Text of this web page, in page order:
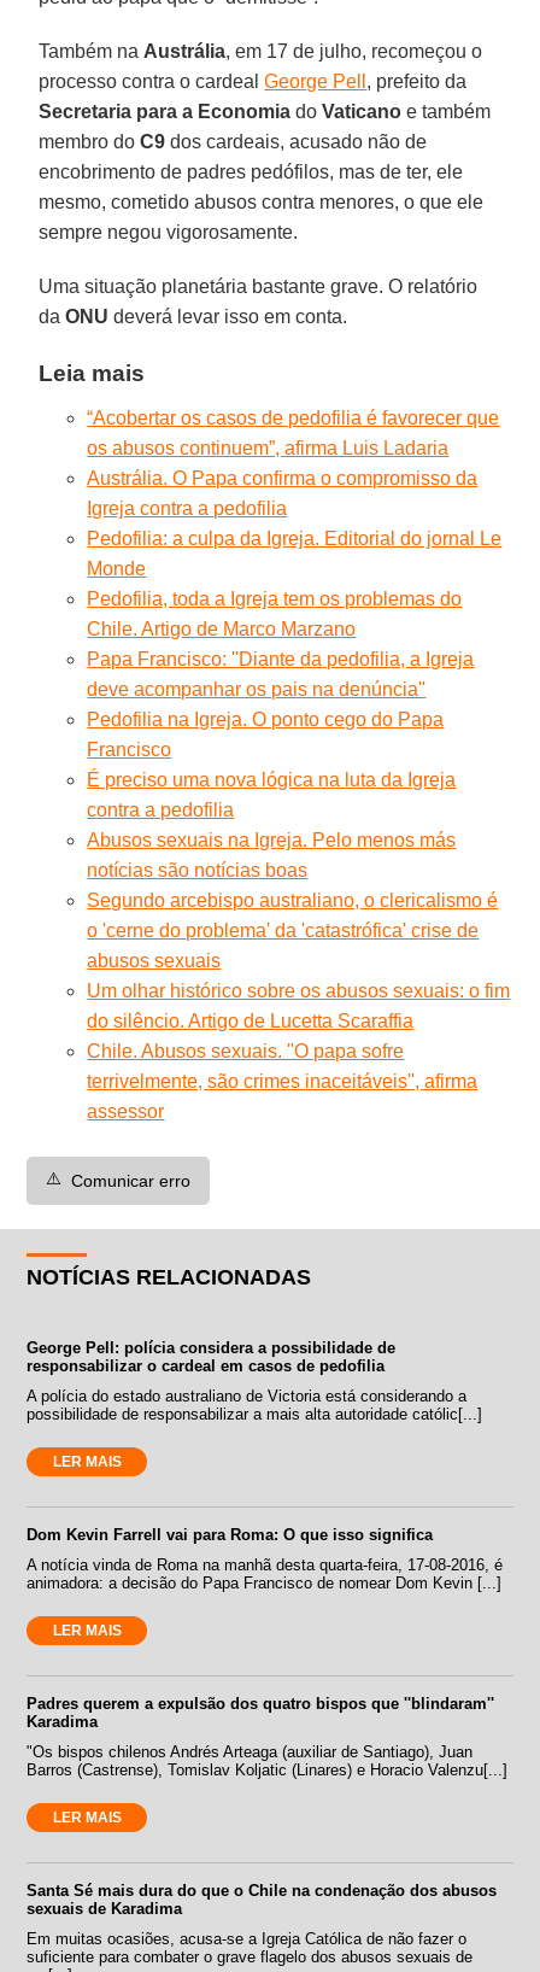
Também na Austrália, em 17 de julho, recomeçou o
processo contra o cardealGeorge Pell , prefeito da
Secretaria para a Economia doVaticano e também
membro doC9 dos cardeais, acusado não de
encobrimento de padres pedófilos, mas de ter, ele
mesmo, cometido abusos contra menores, o que ele
sempre negou vigorosamente.
Uma situação planetária bastante grave. O relatório
daONU deverá levar isso em conta.
Leia mais
“Acobertar os casos de pedofilia é favorecer que
os abusos continuem”, afirma Luis Ladaria
Austrália. O Papa confirma o compromisso da
Igreja contra a pedofilia
Pedofilia: a culpa da Igreja. Editorial do jornal Le
Monde
Pedofilia, toda a Igreja tem os problemas do
Chile. Artigo de Marco Marzano
Papa Francisco: ''Diante da pedofilia, a Igreja
deve acompanhar os pais na denúncia''
Pedofilia na Igreja. O ponto cego do Papa
Francisco
É preciso uma nova lógica na luta da Igreja
contra a pedofilia
Abusos sexuais na Igreja. Pelo menos más
notícias são notícias boas
Segundo arcebispo australiano, o clericalismo é
o 'cerne do problema' da 'catastrófica' crise de
abusos sexuais
Um olhar histórico sobre os abusos sexuais: o fim
do silêncio. Artigo de Lucetta Scaraffia
Chile. Abusos sexuais. ''O papa sofre
terrivelmente, são crimes inaceitáveis'', afirma
assessor
⚠️ Comunicar erro
NOTÍCIAS RELACIONADAS
George Pell: polícia considera a possibilidade de
responsabilizar o cardeal em casos de pedofilia
A polícia do estado australiano de Victoria está considerando a
possibilidade de responsabilizar a mais alta autoridade católic[...]
LER MAIS
Dom Kevin Farrell vai para Roma: O que isso significa
A notícia vinda de Roma na manhã desta quarta-feira, 17-08-2016, é
animadora: a decisão do Papa Francisco de nomear Dom Kevin [...]
LER MAIS
Padres querem a expulsão dos quatro bispos que ''blindaram''
Karadima
"Os bispos chilenos Andrés Arteaga (auxiliar de Santiago), Juan
Barros (Castrense), Tomislav Koljatic (Linares) e Horacio Valenzu[...]
LER MAIS
Santa Sé mais dura do que o Chile na condenação dos abusos
sexuais de Karadima
Em muitas ocasiões, acusa-se a Igreja Católica de não fazer o
suficiente para combater o grave flagelo dos abusos sexuais de